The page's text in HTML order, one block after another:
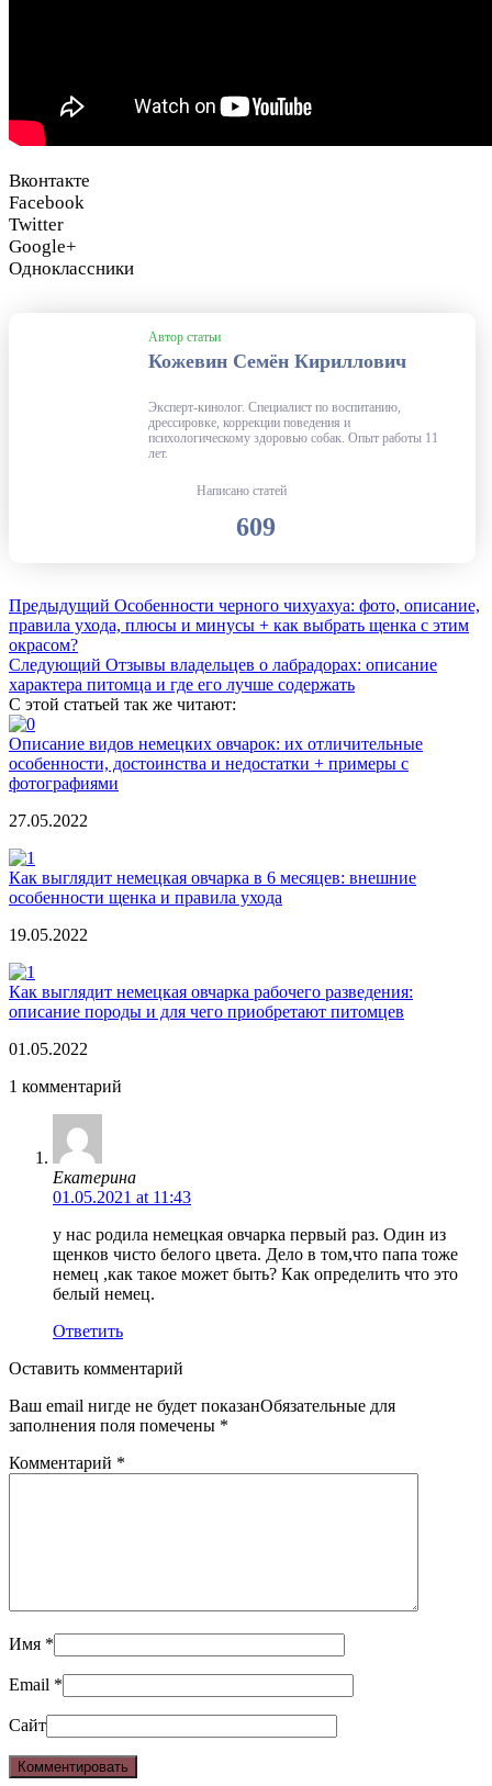
Вконтакте
Facebook
Twitter
Google+
Одноклассники
Автор статьи
Кожевин Семён Кириллович
Эксперт-кинолог. Специалист по воспитанию,
дрессировке, коррекции поведения и
психологическому здоровью собак. Опыт работы 11
лет.
Написано статей
609
Предыдущий Особенности черного чихуахуа: фото, описание,
правила ухода, плюсы и минусы + как выбрать щенка с этим
окрасом?
Следующий Отзывы владельцев о лабрадорах: описание
характера питомца и где его лучше содержать
С этой статьей так же читают:
Описание видов немецких овчарок: их отличительные
особенности, достоинства и недостатки + примеры с
фотографиями
27.05.2022
Как выглядит немецкая овчарка в 6 месяцев: внешние
особенности щенка и правила ухода
19.05.2022
Как выглядит немецкая овчарка рабочего разведения:
описание породы и для чего приобретают питомцев
01.05.2022
1 комментарий
Екатерина
01.05.2021 at 11:43
у нас родила немецкая овчарка первый раз. Один из
щенков чисто белого цвета. Дело в том,что папа тоже
немец ,как такое может быть? Как определить что это
белый немец.
Ответить
Оставить комментарий
Ваш email нигде не будет показанОбязательные для
заполнения поля помечены *
Комментарий *
Имя *
Email *
Сайт